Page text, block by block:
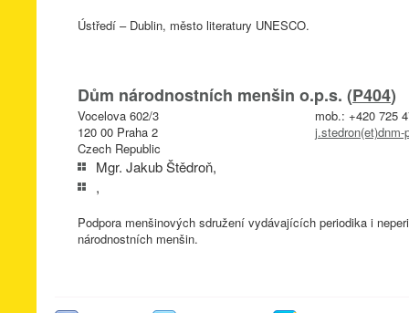
Ústředí – Dublin, město literatury UNESCO.
Dům národnostních menšin o.p.s. (P404)
Vocelova 602/3
120 00 Praha 2
Czech Republic
Mgr. Jakub Štědroň,
,
mob.: +420 725
j.stedron(et)dnm-
Podpora menšinových sdružení vydávajících periodika i
národnostních menšin.